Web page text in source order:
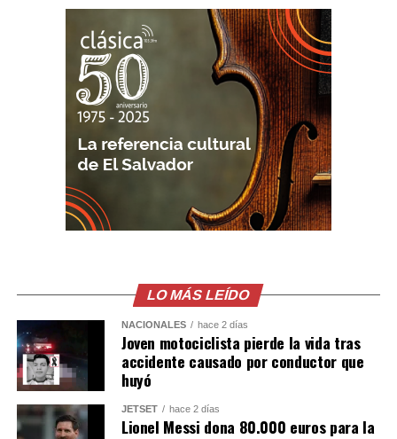
Los socorristas estabilizaron a las víctimas en el lugar y
las trasladaron a centros asistenciales para continuar
con la atención médica. Las autoridades insisten en la
necesidad de extremar precauciones al volante,
especialmente durante el período vacacional, cuando
aumenta el flujo vehicular en las principales carreteras
Según datos del Observatorio Nacional de Seguridad
Vial, entre el 1 de enero y el 4 de agosto de 2026 se han
registrado 13,494 accidentes de tránsito, con 9,372
invasión de carril, el no respeto a las señales
prioritarias, no guardar la distancia de seguridad y la
velocidad inadecuada.
LO MÁS LEÍDO
NACIONALES hace 2 días
Joven motociclista pierde la vida tras
accidente causado por conductor que
huyó
JETSET hace 2 días
Lionel Messi dona 80.000 euros para la